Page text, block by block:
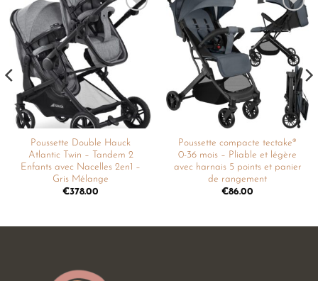
Ajouter
liste de
souhaits
Poussette Double Hauck
Atlantic Twin – Tandem 2
Enfants avec Nacelles 2en1 –
Gris Mélange
€378.00
Ajouter
à la
liste de
souhaits
Poussette compacte tectake®
0-36 mois – Pliable et légère
avec harnais 5 points et panier
de rangement
€86.00